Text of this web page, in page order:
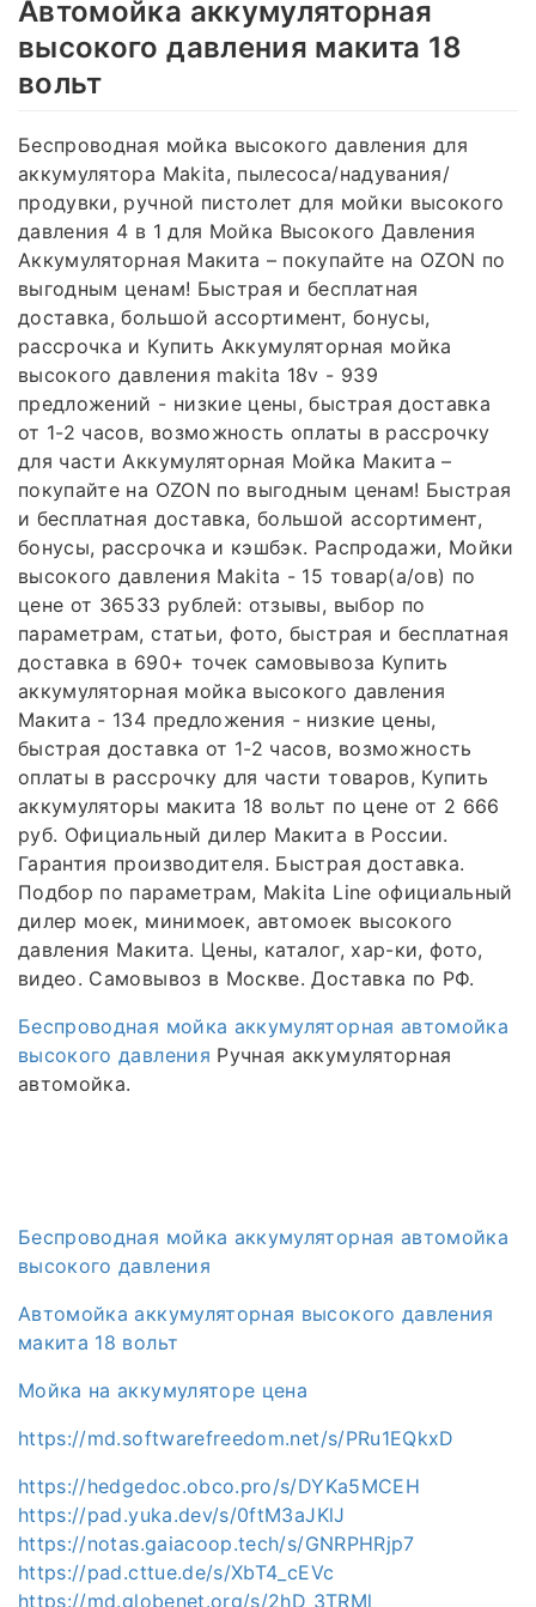
Автомойка аккумуляторная
высокого давления макита 18
вольт
Беспроводная мойка высокого давления для
аккумулятора Makita, пылесоса/надувания/
продувки, ручной пистолет для мойки высокого
давления 4 в 1 для Мойка Высокого Давления
Аккумуляторная Макита – покупайте на OZON по
выгодным ценам! Быстрая и бесплатная
доставка, большой ассортимент, бонусы,
рассрочка и Купить Аккумуляторная мойка
высокого давления makita 18v - 939
предложений - низкие цены, быстрая доставка
от 1-2 часов, возможность оплаты в рассрочку
для части Аккумуляторная Мойка Макита –
покупайте на OZON по выгодным ценам! Быстрая
и бесплатная доставка, большой ассортимент,
бонусы, рассрочка и кэшбэк. Распродажи, Мойки
высокого давления Makita - 15 товар(а/ов) по
цене от 36533 рублей: отзывы, выбор по
параметрам, статьи, фото, быстрая и бесплатная
доставка в 690+ точек самовывоза Купить
аккумуляторная мойка высокого давления
Макита - 134 предложения - низкие цены,
быстрая доставка от 1-2 часов, возможность
оплаты в рассрочку для части товаров, Купить
аккумуляторы макита 18 вольт по цене от 2 666
руб. Официальный дилер Макита в России.
Гарантия производителя. Быстрая доставка.
Подбор по параметрам, Makita Line официальный
дилер моек, минимоек, автомоек высокого
давления Макита. Цены, каталог, хар-ки, фото,
видео. Самовывоз в Москве. Доставка по РФ.
Беспроводная мойка аккумуляторная автомойка
высокого давления Ручная аккумуляторная
автомойка.
Беспроводная мойка аккумуляторная автомойка
высокого давления
Автомойка аккумуляторная высокого давления
макита 18 вольт
Мойка на аккумуляторе цена
https://md.softwarefreedom.net/s/PRu1EQkxD
https://hedgedoc.obco.pro/s/DYKa5MCEH
https://pad.yuka.dev/s/0ftM3aJKlJ
https://notas.gaiacoop.tech/s/GNRPHRjp7
https://pad.cttue.de/s/XbT4_cEVc
https://md.globenet.org/s/2hD_3TRMl